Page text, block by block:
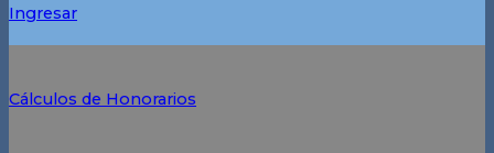
Ingresar
Cálculos de Honorarios